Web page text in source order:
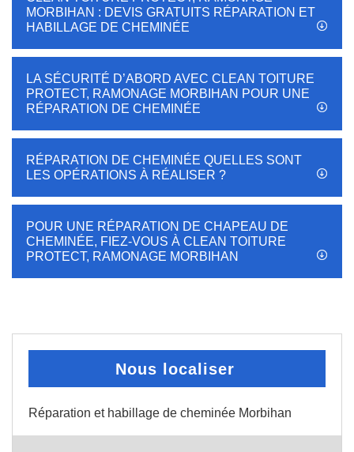
MORBIHAN : DEVIS GRATUITS RÉPARATION ET
HABILLAGE DE CHEMINÉE
LA SÉCURITÉ D’ABORD AVEC CLEAN TOITURE
PROTECT, RAMONAGE MORBIHAN POUR UNE
RÉPARATION DE CHEMINÉE
RÉPARATION DE CHEMINÉE QUELLES SONT
LES OPÉRATIONS À RÉALISER ?
POUR UNE RÉPARATION DE CHAPEAU DE
CHEMINÉE, FIEZ-VOUS À CLEAN TOITURE
PROTECT, RAMONAGE MORBIHAN
Nous localiser
Réparation et habillage de cheminée Morbihan